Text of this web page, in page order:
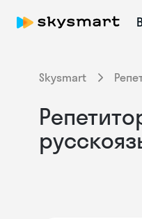
Skysmart